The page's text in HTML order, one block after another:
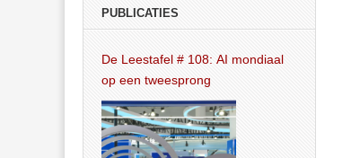
PUBLICATIES
De Leestafel # 108: AI mondiaal
op een tweesprong